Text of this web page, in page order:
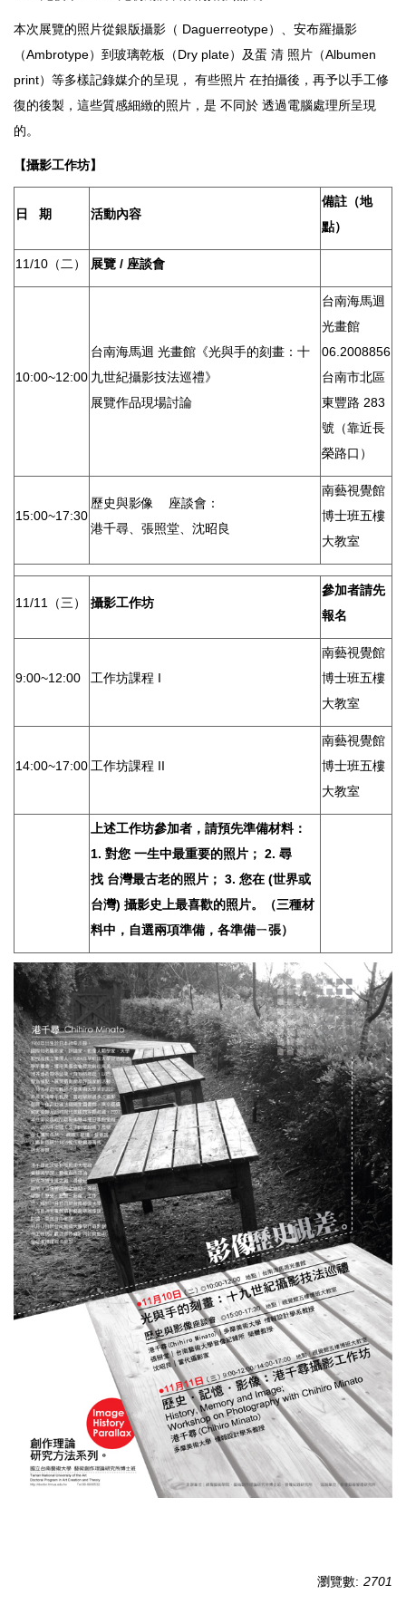
本次展覽的照片從銀版攝影（ Daguerreotype）、安布羅攝影
（Ambrotype）到玻璃乾板（Dry plate）及蛋 清 照片（Albumen
print）等多樣記錄媒介的呈現， 有些照片 在拍攝後，再予以手工修
復的後製，這些質感細緻的照片，是 不同於 透過電腦處理所呈現
的。
【攝影工作坊】
日 期 活動內容
備註（地
點）
11/10（二） 展覽 / 座談會
10:00~12:00
台南海馬迴 光畫館《光與手的刻畫：十
九世紀攝影技法巡禮》
展覽作品現場討論
台南海馬迴
光畫館
06.2008856
台南市北區
東豐路 283
號（靠近長
榮路口）
15:00~17:30
歷史與影像 座談會：
港千尋、張照堂、沈昭良
南藝視覺館
博士班五樓
大教室
11/11（三） 攝影工作坊
參加者請先
報名
9:00~12:00 工作坊課程 I
南藝視覺館
博士班五樓
大教室
14:00~17:00工作坊課程 II
南藝視覺館
博士班五樓
大教室
上述工作坊參加者，請預先準備材料：
1. 對您 一生中最重要的照片； 2. 尋
找 台灣最古老的照片； 3. 您在 (世界或
台灣) 攝影史上最喜歡的照片。（三種材
料中，自選兩項準備，各準備ㄧ張）
瀏覽數: 2701